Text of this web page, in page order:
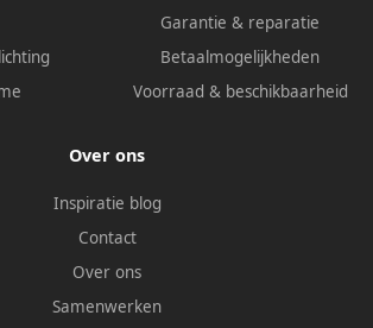
Garantie & reparatie
Betaalmogelijkheden
Voorraad & beschikbaarheid
Over ons
Inspiratie blog
Contact
Over ons
Samenwerken